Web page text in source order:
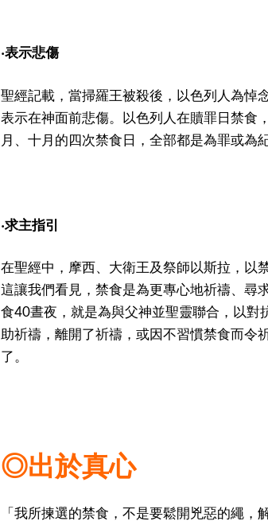
‧表示悲傷
聖經記載，當掃羅王被殺後，以色列人為悼
表示在神面前悲傷。以色列人在贖罪日禁食
月、十月的四次禁食日，全部都是為罪或為
‧求主指引
在聖經中，摩西、大衛王及祭師以斯拉，以
這讓我們看見，禁食是為更專心地祈禱、尋
食40晝夜，就是為與父神並聖靈聯合，以對
助祈禱，離開了祈禱，或因不習慣禁食而令
了。
◎出於真心
「我所揀選的禁食，不是要鬆開兇惡的繩，